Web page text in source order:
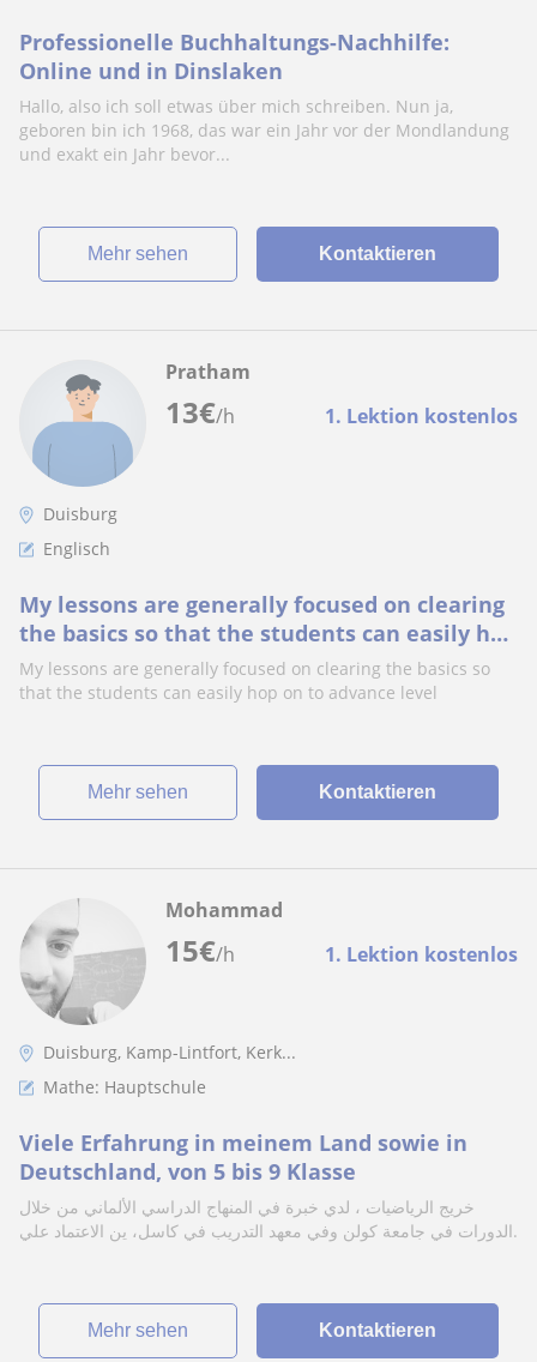
Professionelle Buchhaltungs-Nachhilfe:
Online und in Dinslaken
Hallo, also ich soll etwas über mich schreiben. Nun ja,
geboren bin ich 1968, das war ein Jahr vor der Mondlandung
und exakt ein Jahr bevor...
Mehr sehen Kontaktieren
13€/h 1. Lektion kostenlos
Pratham
Duisburg
Englisch
My lessons are generally focused on clearing
the basics so that the students can easily hop
on to advance level
My lessons are generally focused on clearing the basics so
that the students can easily hop on to advance level
Mehr sehen Kontaktieren
15€/h 1. Lektion kostenlos
Mohammad
Duisburg, Kamp-Lintfort, Kerk...
Mathe: Hauptschule
Viele Erfahrung in meinem Land sowie in
Deutschland, von 5 bis 9 Klasse
خريج الرياضيات ، لدي خبرة في المنهاج الدراسي الألماني من خلال
الدورات في جامعة كولن وفي معهد التدريب في كاسل، ين الاعتماد علي.
Mehr sehen Kontaktieren